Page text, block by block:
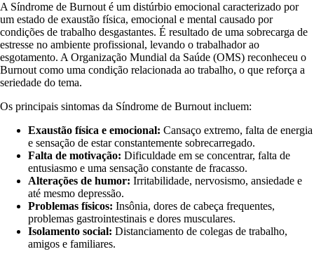
A Síndrome de Burnout é um distúrbio emocional caracterizado por
um estado de exaustão física, emocional e mental causado por
condições de trabalho desgastantes. É resultado de uma sobrecarga de
estresse no ambiente profissional, levando o trabalhador ao
esgotamento. A Organização Mundial da Saúde (OMS) reconheceu o
Burnout como uma condição relacionada ao trabalho, o que reforça a
seriedade do tema.
Os principais sintomas da Síndrome de Burnout incluem:
Exaustão física e emocional: Cansaço extremo, falta de energia
e sensação de estar constantemente sobrecarregado.
Falta de motivação: Dificuldade em se concentrar, falta de
entusiasmo e uma sensação constante de fracasso.
Alterações de humor: Irritabilidade, nervosismo, ansiedade e
até mesmo depressão.
Problemas físicos: Insônia, dores de cabeça frequentes,
problemas gastrointestinais e dores musculares.
Isolamento social: Distanciamento de colegas de trabalho,
amigos e familiares.